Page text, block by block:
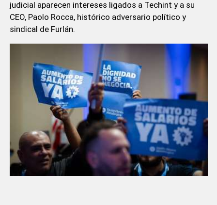
judicial aparecen intereses ligados a Techint y a su
CEO, Paolo Rocca, histórico adversario político y
sindical de Furlán.